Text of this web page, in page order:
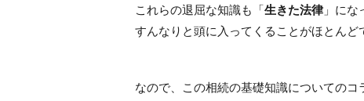
これらの退屈な知識も「生きた法律 」にな
すんなりと頭に入ってくることがほとんど
なので、この相続の基礎知識についてのコ